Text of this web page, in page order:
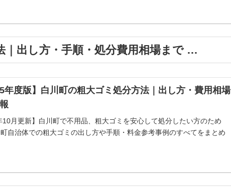
｜出し方・手順・処分費用相場まで …
5年度版】白川町の粗大ゴミ処分方法｜出し方・費用相場
10月更新】白川町で不用品、粗大ゴミを安心して処分したい方のため
自治体での粗大ゴミの出し方や手順・料金参考事例のすべてをまとめ